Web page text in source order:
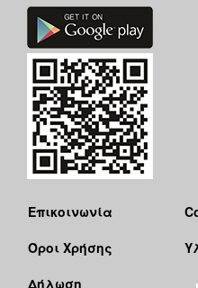
Επικοινωνία
Όροι Χρήσης
Δήλωση